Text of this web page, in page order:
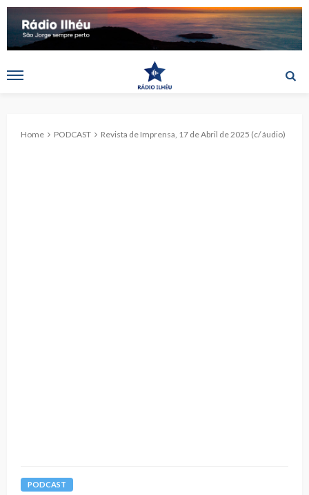
Home PODCAST Revista de Imprensa, 17 de Abril de 2025 (c/ áudio)
PODCAST